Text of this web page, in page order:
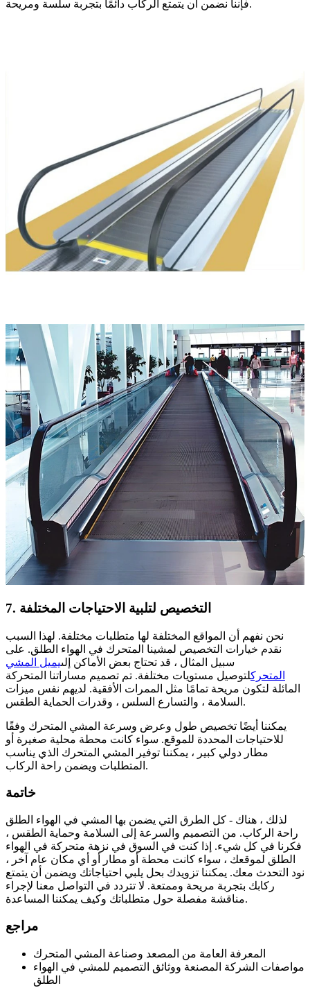
فإننا نضمن أن يتمتع الركاب دائمًا بتجربة سلسة ومريحة.
7. التخصيص لتلبية الاحتياجات المختلفة
نحن نفهم أن المواقع المختلفة لها متطلبات مختلفة. لهذا السبب
نقدم خيارات التخصيص لمشينا المتحرك في الهواء الطلق. على
سبيل المثال ، قد تحتاج بعض الأماكن إلىيميل المشي
المتحركلتوصيل مستويات مختلفة. تم تصميم مساراتنا المتحركة
المائلة لتكون مريحة تمامًا مثل الممرات الأفقية. لديهم نفس ميزات
السلامة ، والتسارع السلس ، وقدرات الحماية الطقس.
يمكننا أيضًا تخصيص طول وعرض وسرعة المشي المتحرك وفقًا
للاحتياجات المحددة للموقع. سواء كانت محطة محلية صغيرة أو
مطار دولي كبير ، يمكننا توفير المشي المتحرك الذي يناسب
المتطلبات ويضمن راحة الركاب.
خاتمة
لذلك ، هناك - كل الطرق التي يضمن بها المشي في الهواء الطلق
راحة الركاب. من التصميم والسرعة إلى السلامة وحماية الطقس ،
فكرنا في كل شيء. إذا كنت في السوق في نزهة متحركة في الهواء
الطلق لموقعك ، سواء كانت محطة أو مطار أو أي مكان عام آخر ،
نود التحدث معك. يمكننا تزويدك بحل يلبي احتياجاتك ويضمن أن يتمتع
ركابك بتجربة مريحة وممتعة. لا تتردد في التواصل معنا لإجراء
مناقشة مفصلة حول متطلباتك وكيف يمكننا المساعدة.
مراجع
المعرفة العامة من المصعد وصناعة المشي المتحرك
مواصفات الشركة المصنعة ووثائق التصميم للمشي في الهواء
الطلق